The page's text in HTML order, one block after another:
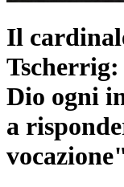
Il
Dio ogni
a